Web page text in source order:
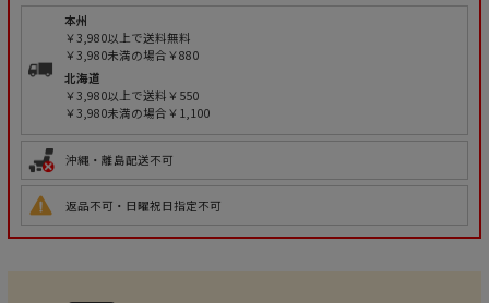
本州
￥3,980以上で送料無料
￥3,980未満の場合￥880
北海道
￥3,980以上で送料￥550
￥3,980未満の場合￥1,100
沖縄・離島配送不可
返品不可・日曜祝日指定不可